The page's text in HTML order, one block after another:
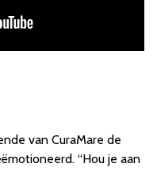
van CuraMare de
“Hou je aan